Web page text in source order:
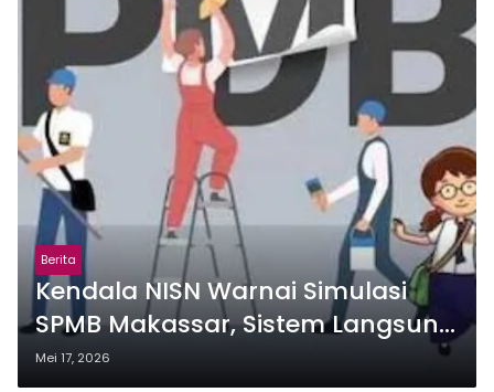
Berita
Kendala NISN Warnai Simulasi
SPMB Makassar, Sistem Langsung
Dievaluasi
Mei 17, 2026